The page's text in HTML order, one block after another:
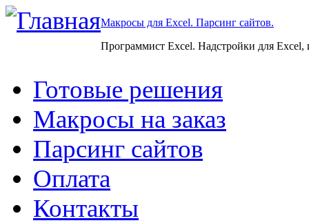
Макросы для Excel. Парсинг сайтов.
Программист Excel. Надстройки для Excel,
Готовые решения
Макросы на заказ
Парсинг сайтов
Оплата
Контакты